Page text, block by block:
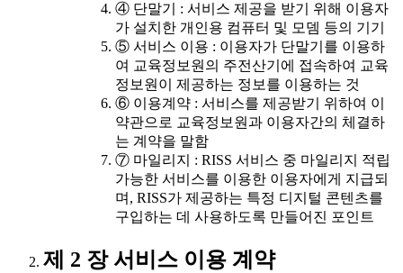
④ 단말기 : 서비스 제공을 받기 위해 이용자
가 설치한 개인용 컴퓨터 및 모뎀 등의 기기
⑤ 서비스 이용 : 이용자가 단말기를 이용하
여 교육정보원의 주전산기에 접속하여 교육
정보원이 제공하는 정보를 이용하는 것
⑥ 이용계약 : 서비스를 제공받기 위하여 이
약관으로 교육정보원과 이용자간의 체결하
는 계약을 말함
⑦ 마일리지 : RISS 서비스 중 마일리지 적립
가능한 서비스를 이용한 이용자에게 지급되
며, RISS가 제공하는 특정 디지털 콘텐츠를
구입하는 데 사용하도록 만들어진 포인트
제 2 장 서비스 이용 계약